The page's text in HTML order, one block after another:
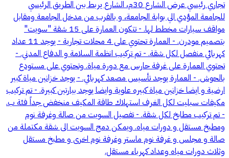
تجاري رئيسي عرض الشارع 30م، الشارع يربط بين الطريق الرئيسي
للجامعة المؤدي الي بوابة الجامعة، و بالقرب من مدخل الجامعة ومقابل
مواقف سيارات مخطط لها. - تتكون العمارة على 15 شقة "سويت"
بتصميم مودرن. - العمارة تحتوي على 4 محلات تجارية - يوجد 11 عداد
كهربائي منفصل لكل شقة. - تم تركيب انظمة السلامة و الدفاع المدني. -
تحتوي العمارة على غرفة حارس مع دورة مياة. وتحتوي على مستودع
بالحوش. - العمارة يوجد تأسيس مصعد كهربائي. - يوجد خزانين مياة كبير
ارضية و ايضا خزانين مياة كبيره علوية وايضا يوجد بيارتين كبيرة. - تم تركيب
مكيفات سبليت لكل الغرف استهلاك طاقة المكيف منخفض جداً فئة ب.
- تم تركيب مطابخ لكل شقة. - تفصيل السويت من صالة وغرفة نوم
ومطبخ مستقل و دورات مياه. ويمكن دمج السويت الى شقة مكتملة من
صالة و مجلس و غرفة نوم ماستر وغرفة نوم اخرى و مطبخ مستقل
وثلاث دورات مياه وعداد كهرباء مستقل.